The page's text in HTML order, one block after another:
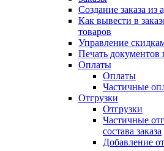
Создание заказа из
Как вывести в
товаров
Управление
Печать документов
Оплаты
Оплаты
Частичные
Отгрузки
Отгрузки
Частичные
состава заказа
Добавление